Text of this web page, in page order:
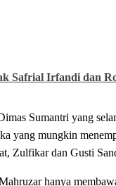
Safrial Irfandi dan
Sumantri yang
yang mungkin
Zulfikar dan Gusti
hanya